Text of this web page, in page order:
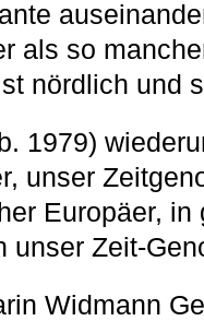
als so
nördlich und
1979)
unser
Europäer, in
unser Zeit-
Widmann